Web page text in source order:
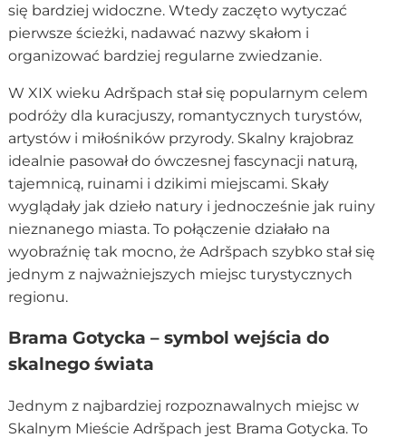
się bardziej widoczne. Wtedy zaczęto wytyczać
pierwsze ścieżki, nadawać nazwy skałom i
organizować bardziej regularne zwiedzanie.
W XIX wieku Adršpach stał się popularnym celem
podróży dla kuracjuszy, romantycznych turystów,
artystów i miłośników przyrody. Skalny krajobraz
idealnie pasował do ówczesnej fascynacji naturą,
tajemnicą, ruinami i dzikimi miejscami. Skały
wyglądały jak dzieło natury i jednocześnie jak ruiny
nieznanego miasta. To połączenie działało na
wyobraźnię tak mocno, że Adršpach szybko stał się
jednym z najważniejszych miejsc turystycznych
regionu.
Brama Gotycka – symbol wejścia do
skalnego świata
Jednym z najbardziej rozpoznawalnych miejsc w
Skalnym Mieście Adršpach jest Brama Gotycka. To